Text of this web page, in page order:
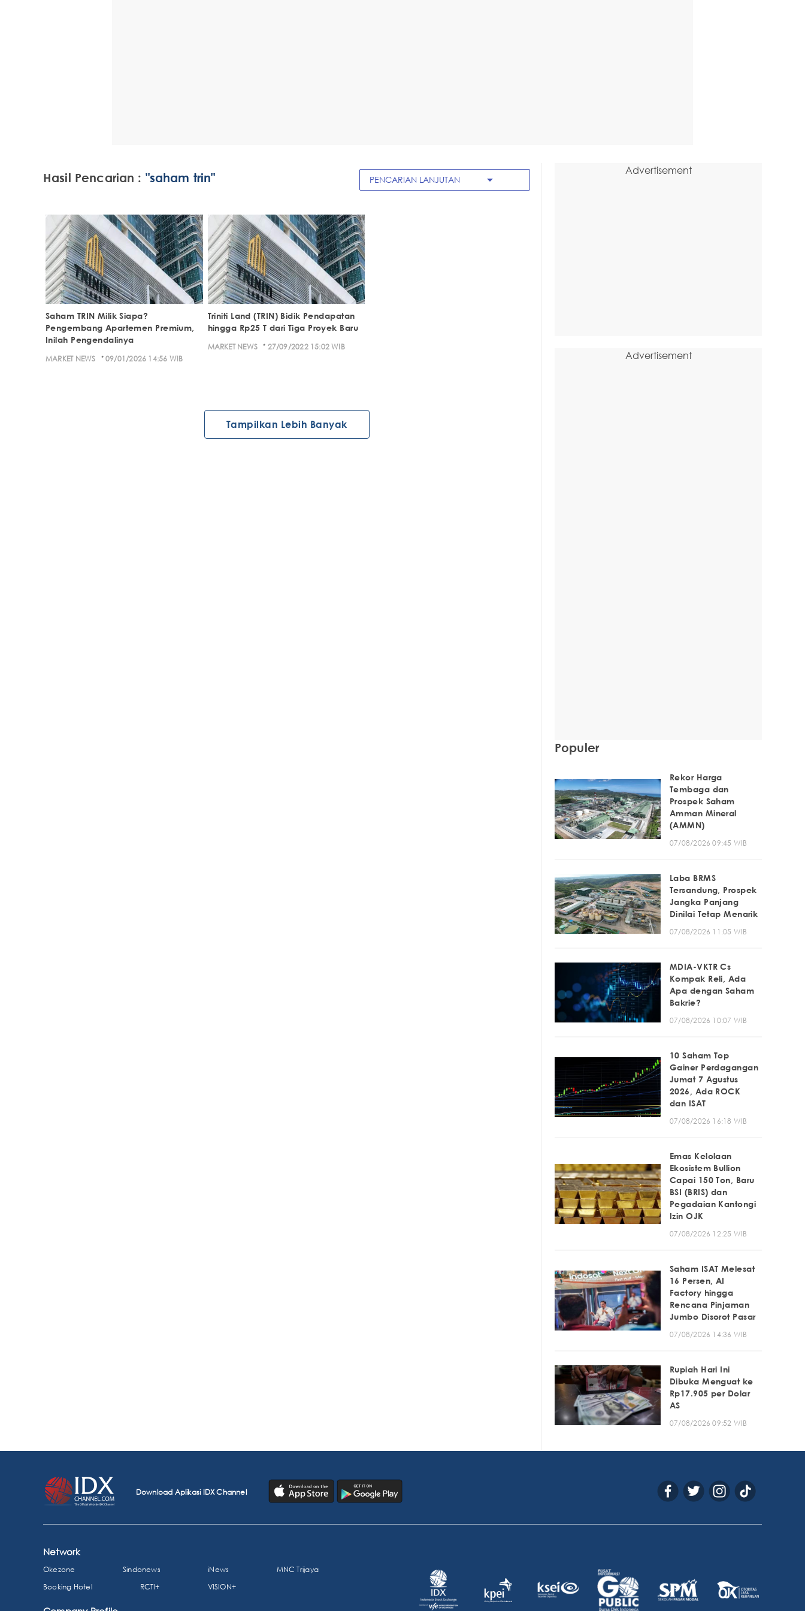
Hasil Pencarian : "saham trin" PENCARIAN LANJUTAN arrow_drop_down
Saham TRIN Milik Siapa?
Pengembang Apartemen Premium,
Inilah Pengendalinya
MARKET NEWS · 09/01/2026 14:56 WIB
Triniti Land (TRIN) Bidik Pendapatan
hingga Rp25 T dari Tiga Proyek Baru
MARKET NEWS · 27/09/2022 15:02 WIB
Tampilkan Lebih Banyak
Advertisement
Advertisement
Populer
Rekor Harga
Tembaga dan
Prospek Saham
Amman Mineral
(AMMN)
07/08/2026 09:45 WIB
Laba BRMS
Tersandung, Prospek
Jangka Panjang
Dinilai Tetap Menarik
07/08/2026 11:05 WIB
MDIA-VKTR Cs
Kompak Reli, Ada
Apa dengan Saham
Bakrie?
07/08/2026 10:07 WIB
10 Saham Top
Gainer Perdagangan
Jumat 7 Agustus
2026, Ada ROCK
dan ISAT
07/08/2026 16:18 WIB
Emas Kelolaan
Ekosistem Bullion
Capai 150 Ton, Baru
BSI (BRIS) dan
Pegadaian Kantongi
Izin OJK
07/08/2026 12:25 WIB
Saham ISAT Melesat
16 Persen, AI
Factory hingga
Rencana Pinjaman
Jumbo Disorot Pasar
07/08/2026 14:36 WIB
Rupiah Hari Ini
Dibuka Menguat ke
Rp17.905 per Dolar
AS
07/08/2026 09:52 WIB
Download Aplikasi IDX Channel
Network
Okezone Sindonews iNews
MNC Trijaya
Booking Hotel
RCTI+ VISION+